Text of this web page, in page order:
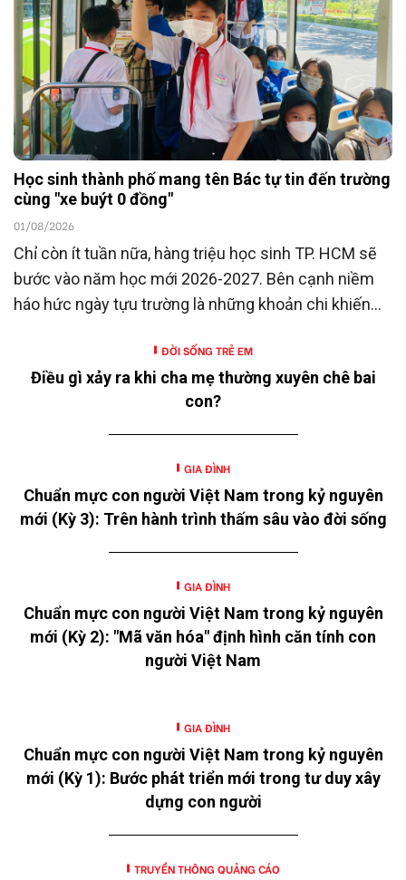
Học sinh thành phố mang tên Bác tự tin đến trường
cùng "xe buýt 0 đồng"
01/08/2026
Chỉ còn ít tuần nữa, hàng triệu học sinh TP. HCM sẽ
bước vào năm học mới 2026-2027. Bên cạnh niềm
háo hức ngày tựu trường là những khoản chi khiến
ĐỜI SỐNG TRẺ EM
Điều gì xảy ra khi cha mẹ thường xuyên chê bai
con?
GIA ĐÌNH
Chuẩn mực con người Việt Nam trong kỷ nguyên
mới (Kỳ 3): Trên hành trình thấm sâu vào đời sống
GIA ĐÌNH
Chuẩn mực con người Việt Nam trong kỷ nguyên
mới (Kỳ 2): "Mã văn hóa" định hình căn tính con
người Việt Nam
GIA ĐÌNH
Chuẩn mực con người Việt Nam trong kỷ nguyên
mới (Kỳ 1): Bước phát triển mới trong tư duy xây
dựng con người
TRUYỀN THÔNG QUẢNG CÁO